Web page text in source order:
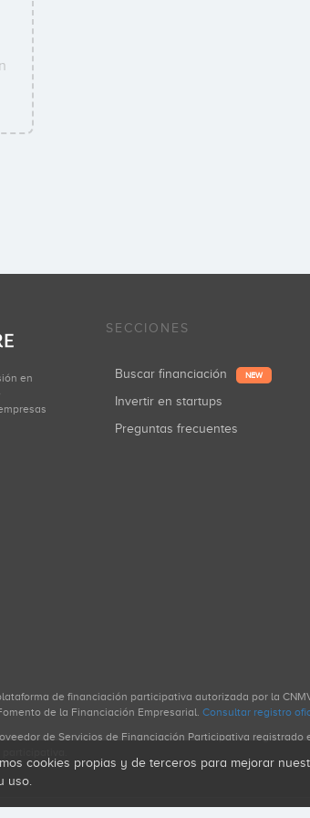
en
SECCIONES
Buscar financiación NEW
Invertir en startups
Preguntas frecuentes
de financiación participativa autorizada por la
de la Financiación Empresarial. Consultar registro
de Servicios de Financiación Participativa registrado
cookies propias y de terceros para mejorar
uso.